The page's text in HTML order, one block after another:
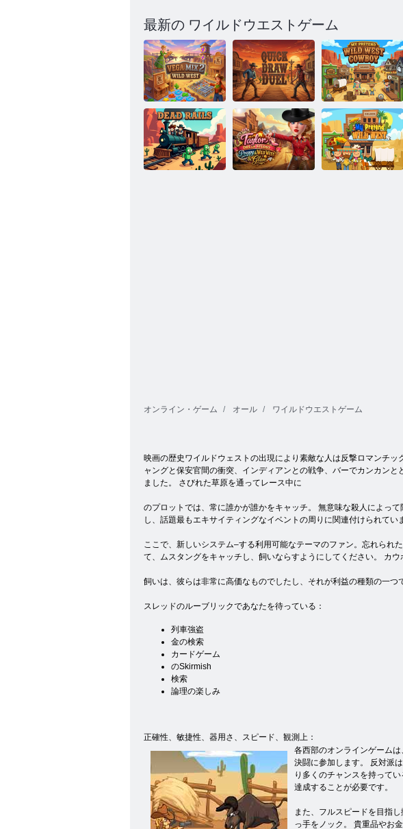
最新の ワイルドウエストゲーム
ベガ ミックス
2 ワイルド ウ
ェスト
クイックドロ
ーデュエル
マイ・プリテ
ンド・ワイル
ド・ウェス
ト・カウボー
イ
オンライン・ゲーム オール ワイルドウエストゲーム
映画の歴史ワイルドウェストの出現により素敵な人は反撃ロマンチ
ャングと保安官間の衝突、インディアンとの戦争、バーでカンカン
ました。 さびれた草原を通ってレース中に
のプロットでは、常に誰かが誰かをキャッチ。 無意味な殺人によっ
し、話題最もエキサイティングなイベントの周りに関連付けられてい
ここで、新しいシステム–する利用可能なテーマのファン。忘れられ
て、ムスタングをキャッチし、飼いならすようにしてください。 カ
飼いは、彼らは非常に高価なものでしたし、それが利益の種類の一つ
スレッドのルーブリックであなたを待っている：
列車強盗
金の検索
カードゲーム
のSkirmish
検索
論理の楽しみ
正確性、敏捷性、器用さ、スピード、観測上：
各西部のオンラインゲーム
決闘に参加します。 反対派
り多くのチャンスを持って
達成することが必要です。
また、フルスピードを目指
っ手をノック。 貴重品やお